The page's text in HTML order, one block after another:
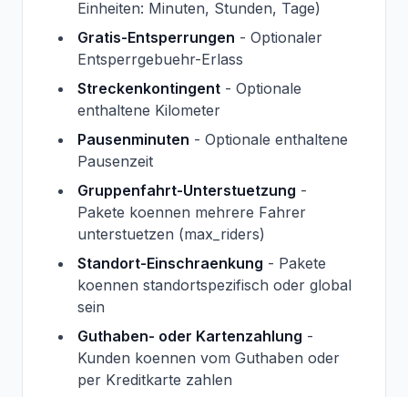
Einheiten: Minuten, Stunden, Tage)
Gratis-Entsperrungen - Optionaler
Entsperrgebuehr-Erlass
Streckenkontingent - Optionale
enthaltene Kilometer
Pausenminuten - Optionale enthaltene
Pausenzeit
Gruppenfahrt-Unterstuetzung -
Pakete koennen mehrere Fahrer
unterstuetzen (max_riders)
Standort-Einschraenkung - Pakete
koennen standortspezifisch oder global
sein
Guthaben- oder Kartenzahlung -
Kunden koennen vom Guthaben oder
per Kreditkarte zahlen